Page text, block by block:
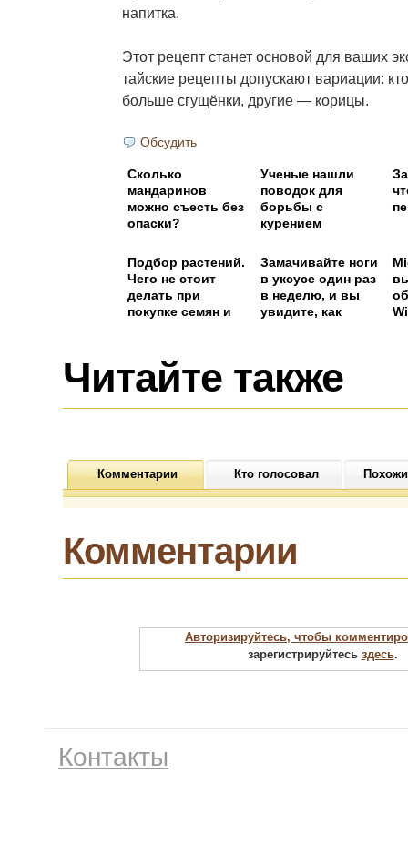
напитка.
Этот рецепт станет основой для ваших
тайские рецепты допускают вариации:
больше сгущёнки, другие — корицы.
Обсудить
Сколько
мандаринов
можно съесть без
опаски?
Ученые нашли
поводок для
борьбы с
курением
Подбор растений.
Чего не стоит
делать при
покупке семян и
Замачивайте ноги
в уксусе один раз
в неделю, и вы
увидите, как
Читайте также
Комментарии Кто голосовал
Комментарии
Авторизируйтесь, чтобы
зарегистрируйтесь здесь.
Контакты